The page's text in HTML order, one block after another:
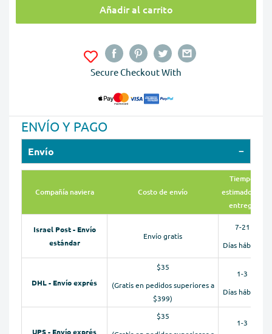
Añadir al carrito
Secure Checkout With
ENVÍO Y PAGO
Envío
Compañía naviera Costo de envío
Tiempo
estimado de
entrega
Israel Post - Envío
estándar
Envío gratis
7-21
Días hábiles
DHL - Envío exprés
$35
(Gratis en pedidos superiores a
$399)
1-3
Días hábiles
UPS - Envío exprés
$35
1-3